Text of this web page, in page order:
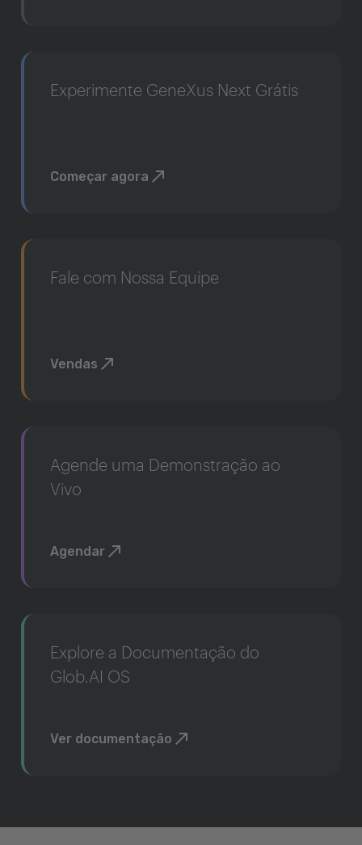
Experimente GeneXus Next Grátis
Começar agora
Fale com Nossa Equipe
Vendas
Agende uma Demonstração ao
Vivo
Agendar
Explore a Documentação do
Glob.AI OS
Ver documentação